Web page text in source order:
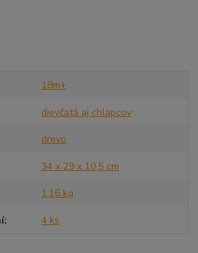
18m+
dievčatá aj chlapcov
drevo
34 x 29 x 10,5 cm
1,16 kg
4 ks